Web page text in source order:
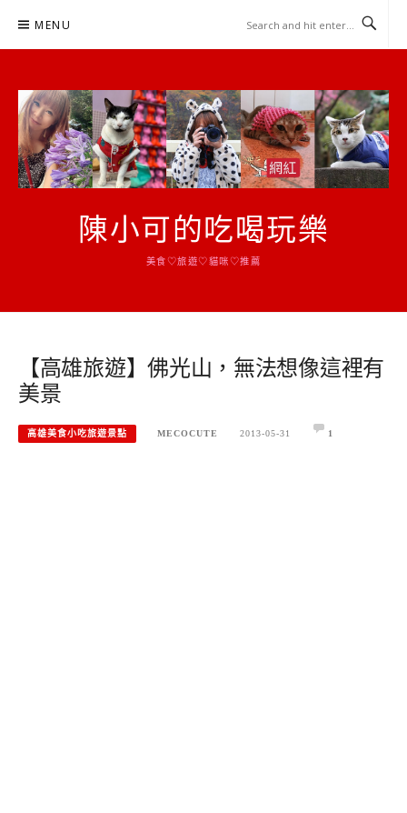
MENU
陳小可的吃喝玩樂
美食♡旅遊♡貓咪♡推薦
【高雄旅遊】佛光山，無法想像這裡有
美景
高雄美食小吃旅遊景點 MECOCUTE 2013-05-31 1